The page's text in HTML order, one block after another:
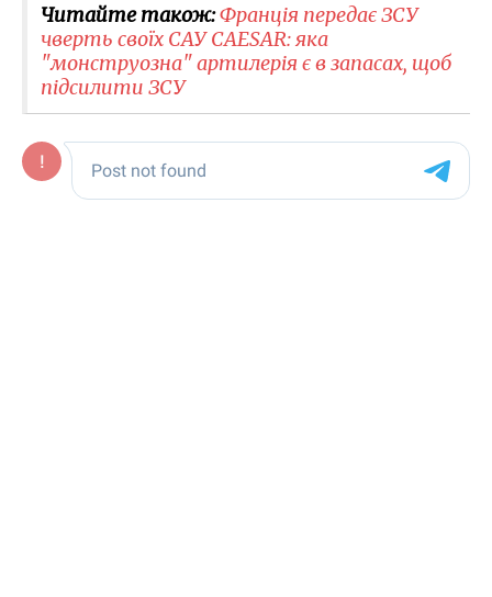
Читайте також:Франція передає ЗСУ
чверть своїх САУ CAESAR: яка
"монструозна" артилерія є в запасах, щоб
підсилити ЗСУ